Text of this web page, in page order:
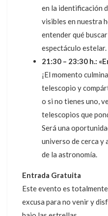
en la identificación
visibles en nuestra
entender qué
espectáculo estelar.
21:30 – 23:30 h.:
¡El momento
telescopio y
o si no tienes uno,
telescopios que
Será una
universo de cerca y
de la astronomía.
Entrada Gratuita
Este evento es
excusa para no venir y